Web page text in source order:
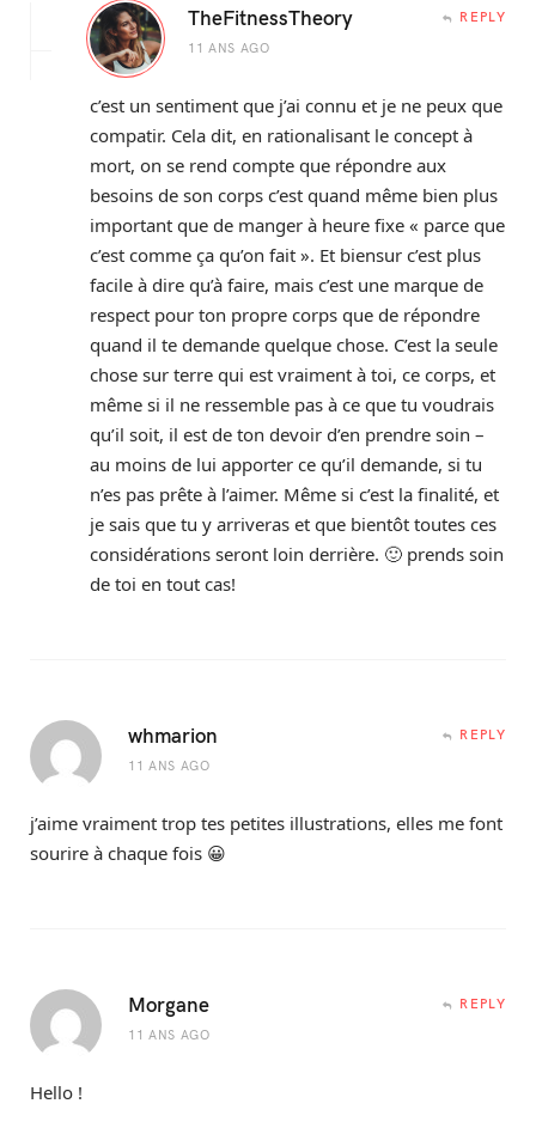
TheFitnessTheory
11 ANS AGO
REPLY
c’est un sentiment que j’ai connu et je ne peux que
compatir. Cela dit, en rationalisant le concept à
mort, on se rend compte que répondre aux
besoins de son corps c’est quand même bien plus
important que de manger à heure fixe « parce que
c’est comme ça qu’on fait ». Et biensur c’est plus
facile à dire qu’à faire, mais c’est une marque de
respect pour ton propre corps que de répondre
quand il te demande quelque chose. C’est la seule
chose sur terre qui est vraiment à toi, ce corps, et
même si il ne ressemble pas à ce que tu voudrais
qu’il soit, il est de ton devoir d’en prendre soin –
au moins de lui apporter ce qu’il demande, si tu
n’es pas prête à l’aimer. Même si c’est la finalité, et
je sais que tu y arriveras et que bientôt toutes ces
considérations seront loin derrière. 🙂 prends soin
de toi en tout cas!
whmarion
11 ANS AGO
REPLY
j’aime vraiment trop tes petites illustrations, elles me font
sourire à chaque fois 😀
Morgane
11 ANS AGO
REPLY
Hello !